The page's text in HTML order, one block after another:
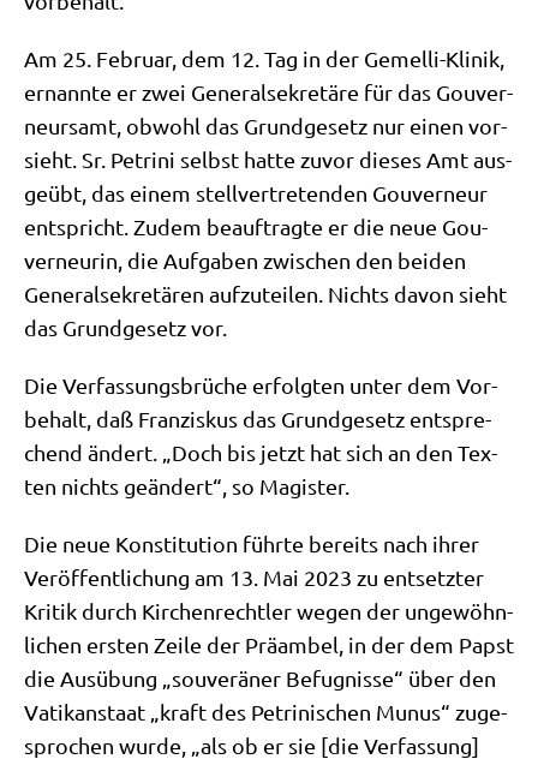
Am 25. Febru­ar, dem 12. Tag in der Gemel­li-Kli­nik,
ernann­te er zwei Gene­ral­se­kre­tä­re für das Gou­ver­
neurs­amt, obwohl das Grund­ge­setz nur einen vor­
sieht. Sr. Pet­ri­ni selbst hat­te zuvor die­ses Amt aus­
ge­übt, das einem stell­ver­tre­ten­den Gou­ver­neur
ent­spricht. Zudem beauf­trag­te er die neue Gou­
ver­neu­rin, die Auf­ga­ben zwi­schen den bei­den
Gene­ral­se­kre­tä­ren auf­zu­tei­len. Nichts davon sieht
das Grund­ge­setz vor.
Die Ver­fas­sungs­brü­che erfolg­ten unter dem Vor­
be­halt, daß Fran­zis­kus das Grund­ge­setz ent­spre­
chend ändert. „Doch bis jetzt hat sich an den Tex­
ten nichts geän­dert“, so Magister.
Die neue Kon­sti­tu­ti­on führ­te bereits nach ihrer
Ver­öf­fent­li­chung am 13. Mai 2023 zu ent­setz­ter
Kri­tik durch Kir­chen­recht­ler wegen der unge­wöhn­
li­chen ersten Zei­le der Prä­am­bel, in der dem Papst
die Aus­übung „sou­ve­rä­ner Befug­nis­se“ über den
Vati­kan­staat „kraft des Petri­ni­schen Munus“ zuge­
spro­chen wur­de, „als ob er sie [die Ver­fas­sung]